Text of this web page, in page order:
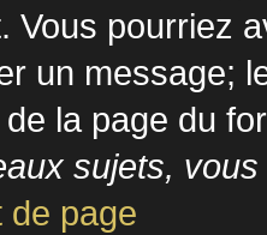
Vous pourriez
un message;
la page du
sujets,
de page